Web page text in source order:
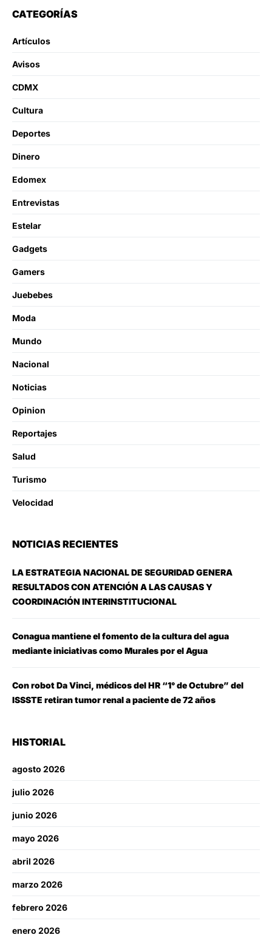
CATEGORÍAS
Artículos
Avisos
CDMX
Cultura
Deportes
Dinero
Edomex
Entrevistas
Estelar
Gadgets
Gamers
Juebebes
Moda
Mundo
Nacional
Noticias
Opinion
Reportajes
Salud
Turismo
Velocidad
NOTICIAS RECIENTES
LA ESTRATEGIA NACIONAL DE SEGURIDAD GENERA
RESULTADOS CON ATENCIÓN A LAS CAUSAS Y
COORDINACIÓN INTERINSTITUCIONAL
Conagua mantiene el fomento de la cultura del agua
mediante iniciativas como Murales por el Agua
Con robot Da Vinci, médicos del HR “1° de Octubre” del
ISSSTE retiran tumor renal a paciente de 72 años
HISTORIAL
agosto 2026
julio 2026
junio 2026
mayo 2026
abril 2026
marzo 2026
febrero 2026
enero 2026